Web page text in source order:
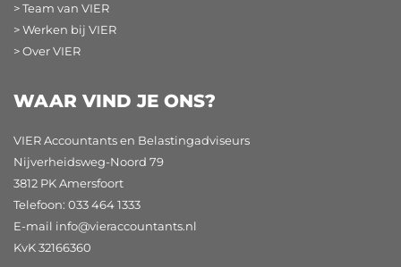
> Team van VIER
> Werken bij VIER
> Over VIER
WAAR VIND JE ONS?
VIER Accountants en Belastingadviseurs
Nijverheidsweg-Noord 79
3812 PK Amersfoort
Telefoon: 033 464 1333
E-mail info@vieraccountants.nl
KvK 32166360